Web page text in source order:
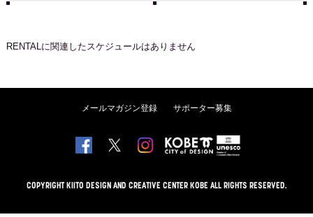
RENTAL に関連したスケジュールはありません
メールマガジン登録 サポーター募集
COPYRIGHT KIITO DESIGN AND CREATIVE CENTER KOBE ALL RIGHTS RESERVED.